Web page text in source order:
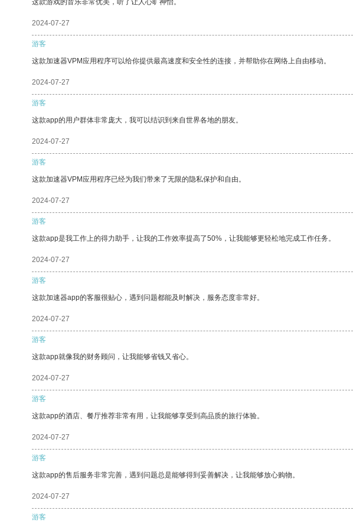
这款游戏的音乐非常优美，听了让人心旷神怡。
2024-07-27
游客
这款加速器VPM应用程序可以给你提供最高速度和安全性的连接，并帮助你在网络上自由移动。
2024-07-27
游客
这款app的用户群体非常庞大，我可以结识到来自世界各地的朋友。
2024-07-27
游客
这款加速器VPM应用程序已经为我们带来了无限的隐私保护和自由。
2024-07-27
游客
这款app是我工作上的得力助手，让我的工作效率提高了50%，让我能够更轻松地完成工作任务。
2024-07-27
游客
这款加速器app的客服很贴心，遇到问题都能及时解决，服务态度非常好。
2024-07-27
游客
这款app就像我的财务顾问，让我能够省钱又省心。
2024-07-27
游客
这款app的酒店、餐厅推荐非常有用，让我能够享受到高品质的旅行体验。
2024-07-27
游客
这款app的售后服务非常完善，遇到问题总是能够得到妥善解决，让我能够放心购物。
2024-07-27
游客